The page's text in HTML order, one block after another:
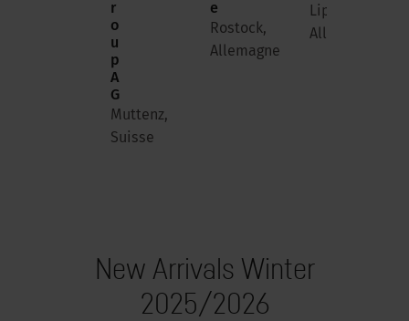
r
o
u
p
A
G
Muttenz,
Suisse
e
Rostock,
Allemagne
Lippstadt,
Allemagne
New Arrivals Winter
2025/2026